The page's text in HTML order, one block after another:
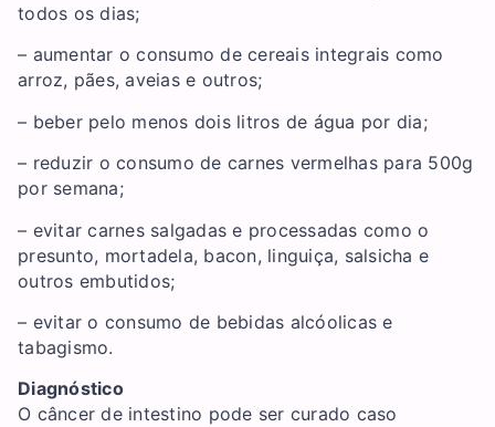
todos os dias;
– aumentar o consumo de cereais integrais como
arroz, pães, aveias e outros;
– beber pelo menos dois litros de água por dia;
– reduzir o consumo de carnes vermelhas para 500g
por semana;
– evitar carnes salgadas e processadas como o
presunto, mortadela, bacon, linguiça, salsicha e
outros embutidos;
– evitar o consumo de bebidas alcóolicas e
tabagismo.
Diagnóstico
O câncer de intestino pode ser curado caso